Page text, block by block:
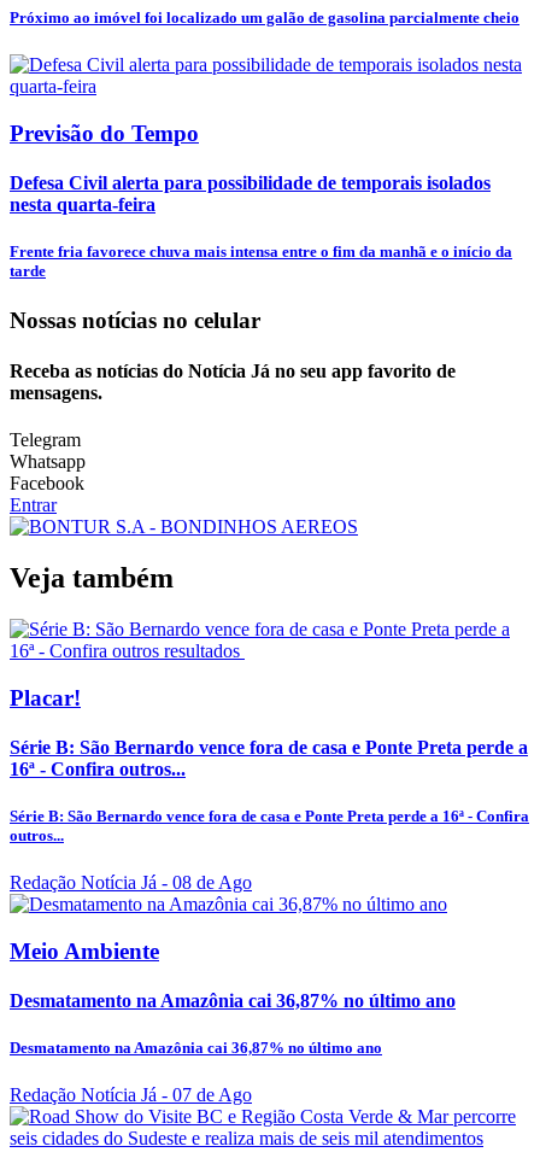
Próximo ao imóvel foi localizado um galão de gasolina parcialmente cheio
Previsão do Tempo
Defesa Civil alerta para possibilidade de temporais isolados
nesta quarta-feira
Frente fria favorece chuva mais intensa entre o fim da manhã e o início da
tarde
Nossas notícias no celular
Receba as notícias do Notícia Já no seu app favorito de
mensagens.
Telegram
Whatsapp
Facebook
Entrar
Veja também
Placar!
Série B: São Bernardo vence fora de casa e Ponte Preta perde a
16ª - Confira outros...
Série B: São Bernardo vence fora de casa e Ponte Preta perde a 16ª - Confira
outros...
Redação Notícia Já - 08 de Ago
Meio Ambiente
Desmatamento na Amazônia cai 36,87% no último ano
Desmatamento na Amazônia cai 36,87% no último ano
Redação Notícia Já - 07 de Ago